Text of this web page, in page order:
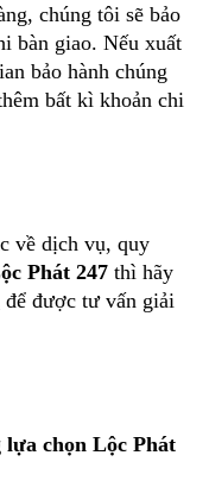
chúng tôi sẽ bảo
bàn giao. Nếu xuất
bảo hành chúng
bất kì khoản chi
về dịch vụ, quy
Phát 247 thì hãy
để được tư vấn giải
chọn Lộc Phát